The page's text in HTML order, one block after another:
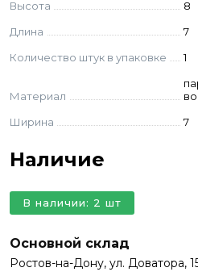
Высота
8
Длина
7
Количество штук в упаковке
1
Материал
Ширина
7
Наличие
Основной склад
Ростов-на-Дону, ул. Доватора,
В наличии: 2 шт